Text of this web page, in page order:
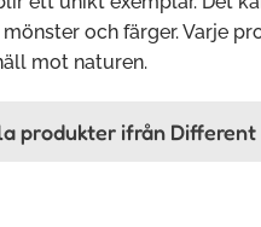
och färger. Varje
mot naturen.
produkter ifrån Different